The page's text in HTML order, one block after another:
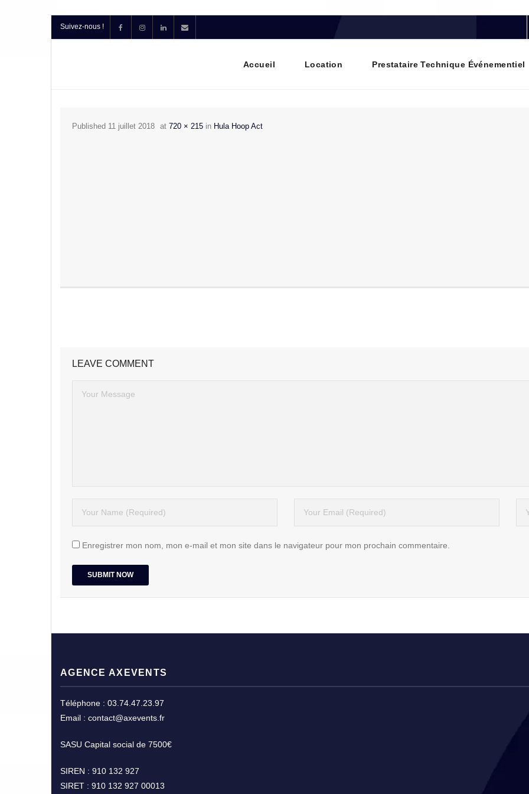
Suivez-nous !
Accueil Location Prestataire Technique Événementiel
Published 11 juillet 2018 at 720 × 215 in Hula Hoop Act
LEAVE COMMENT
Enregistrer mon nom, mon e-mail et mon site dans le navigateur pour mon prochain commentaire.
AGENCE AXEVENTS
Téléphone : 03.74.47.23.97
Email : contact@axevents.fr
SASU Capital social de 7500€
SIREN : 910 132 927
SIRET : 910 132 927 00013